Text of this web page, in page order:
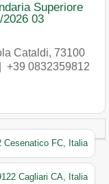
Superiore
03
Cataldi, 73100
+39 0832359812
Cesenatico FC, Italia
Cagliari CA, Italia